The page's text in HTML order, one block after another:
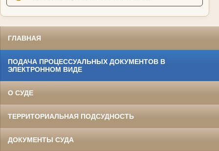
ГЛАВНАЯ
ПОДАЧА ПРОЦЕССУАЛЬНЫХ ДОКУМЕНТОВ В
ЭЛЕКТРОННОМ ВИДЕ
О СУДЕ
ТЕРРИТОРИАЛЬНАЯ ПОДСУДНОСТЬ
ДОКУМЕНТЫ СУДА